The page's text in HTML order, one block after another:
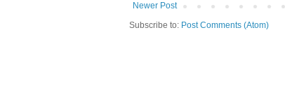
Newer Post
Subscribe to: Post Comments (Atom)